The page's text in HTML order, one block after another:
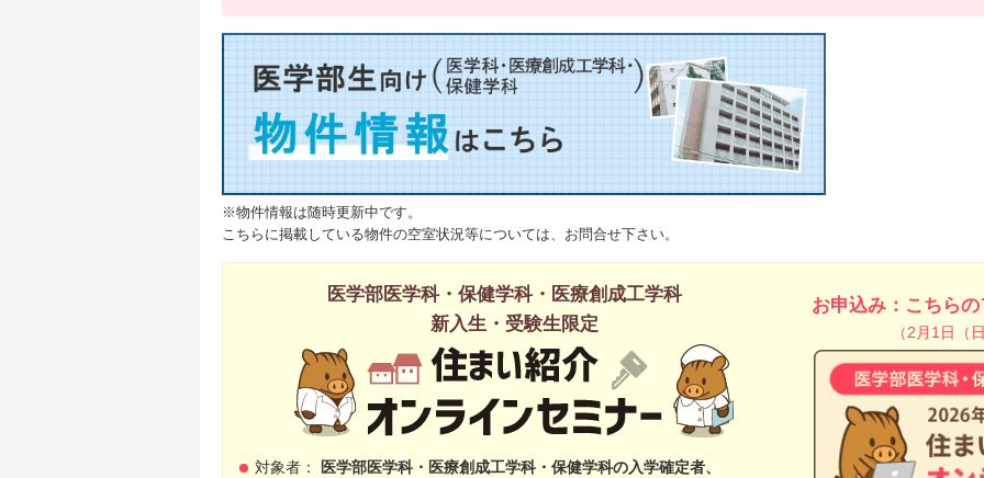
※物件情報は随時更新中です。
こちらに掲載している物件の空室状況等については、 お問合せ下さい。
医学部医学科・保健学科・医療創成工学科
新入生・受験生限定
対象者：
医学部医学科・医療創成工学科・保健学科の入学確定者、
お申込み：こちら
（2月1日（